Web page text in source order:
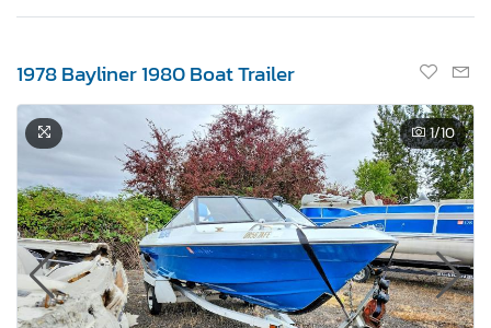
1978 Bayliner 1980 Boat Trailer
1/10